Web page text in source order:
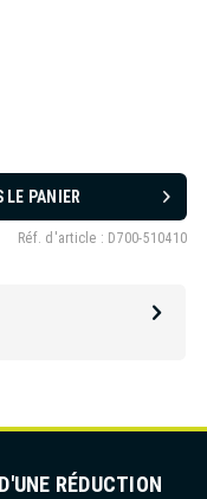
LE PANIER
Réf. d'article : D700-510410
RÉDUCTION